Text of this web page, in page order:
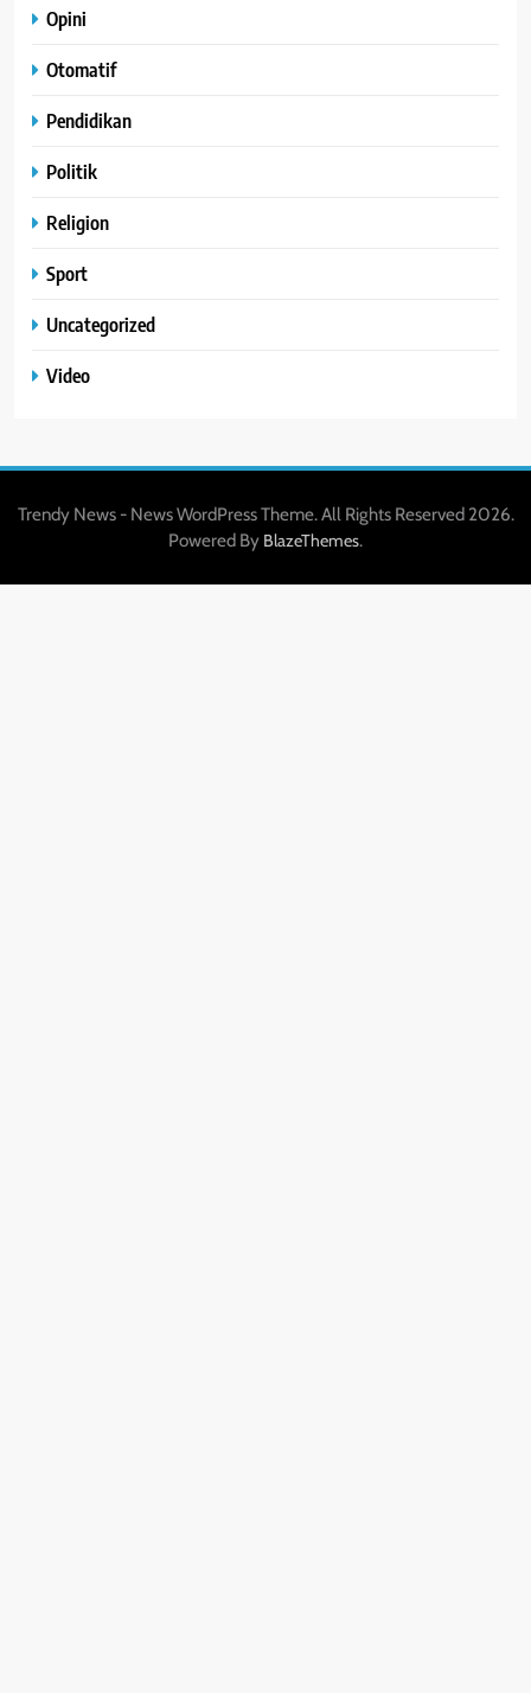
Opini
Otomatif
Pendidikan
Politik
Religion
Sport
Uncategorized
Video
Trendy News - News WordPress Theme. All Rights Reserved 2026.
Powered By BlazeThemes.